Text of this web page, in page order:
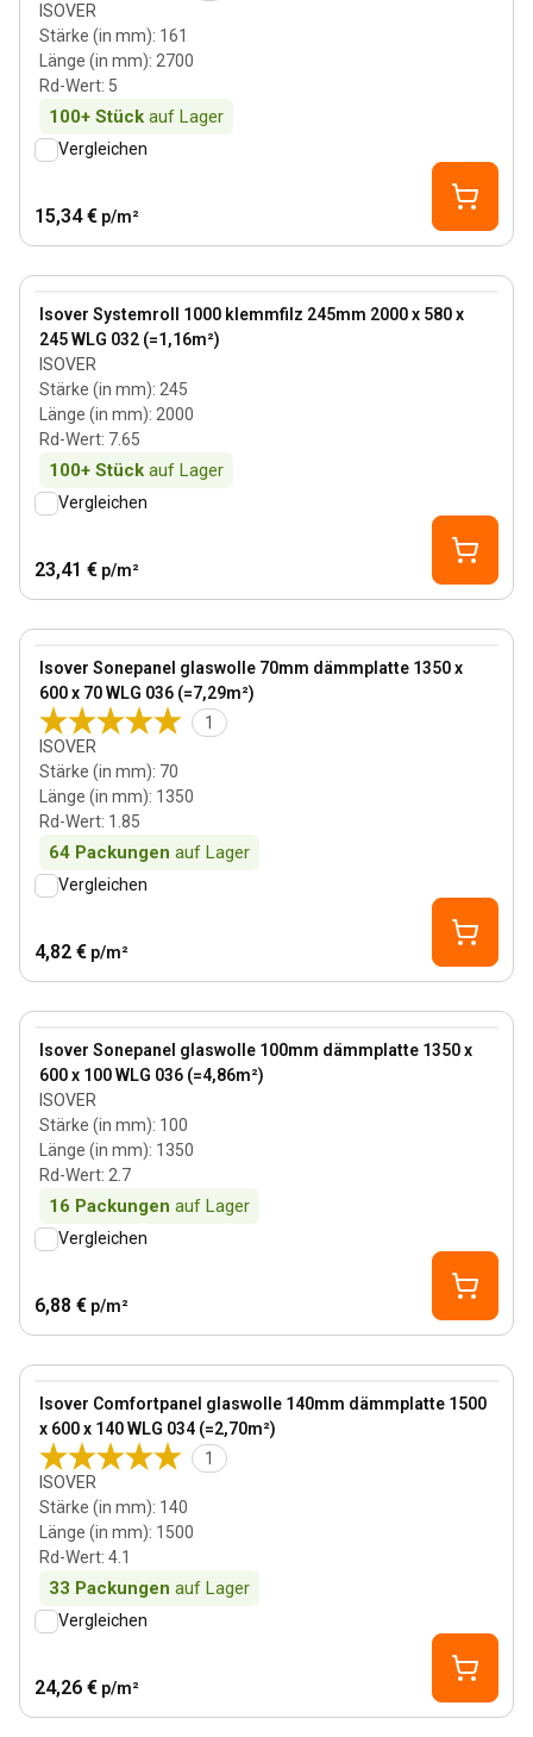
ISOVER
Stärke (in mm): 161
Länge (in mm): 2700
Rd-Wert: 5
100+ Stück auf Lager
Vergleichen
15,34 € p/m²
Isover Systemroll 1000 klemmfilz 245mm 2000 x 580 x
245 WLG 032 (=1,16m²)
ISOVER
Stärke (in mm): 245
Länge (in mm): 2000
Rd-Wert: 7.65
100+ Stück auf Lager
View product
Vergleichen
23,41 € p/m²
Isover Sonepanel glaswolle 70mm dämmplatte 1350 x
600 x 70 WLG 036 (=7,29m²)
1
ISOVER
Stärke (in mm): 70
Länge (in mm): 1350
Rd-Wert: 1.85
64 Packungen auf Lager
View product
Vergleichen
4,82 € p/m²
Isover Sonepanel glaswolle 100mm dämmplatte 1350 x
600 x 100 WLG 036 (=4,86m²)
ISOVER
Stärke (in mm): 100
Länge (in mm): 1350
Rd-Wert: 2.7
16 Packungen auf Lager
View product
Vergleichen
6,88 € p/m²
Isover Comfortpanel glaswolle 140mm dämmplatte 1500
x 600 x 140 WLG 034 (=2,70m²)
1
ISOVER
Stärke (in mm): 140
Länge (in mm): 1500
Rd-Wert: 4.1
33 Packungen auf Lager
View product
Vergleichen
24,26 € p/m²